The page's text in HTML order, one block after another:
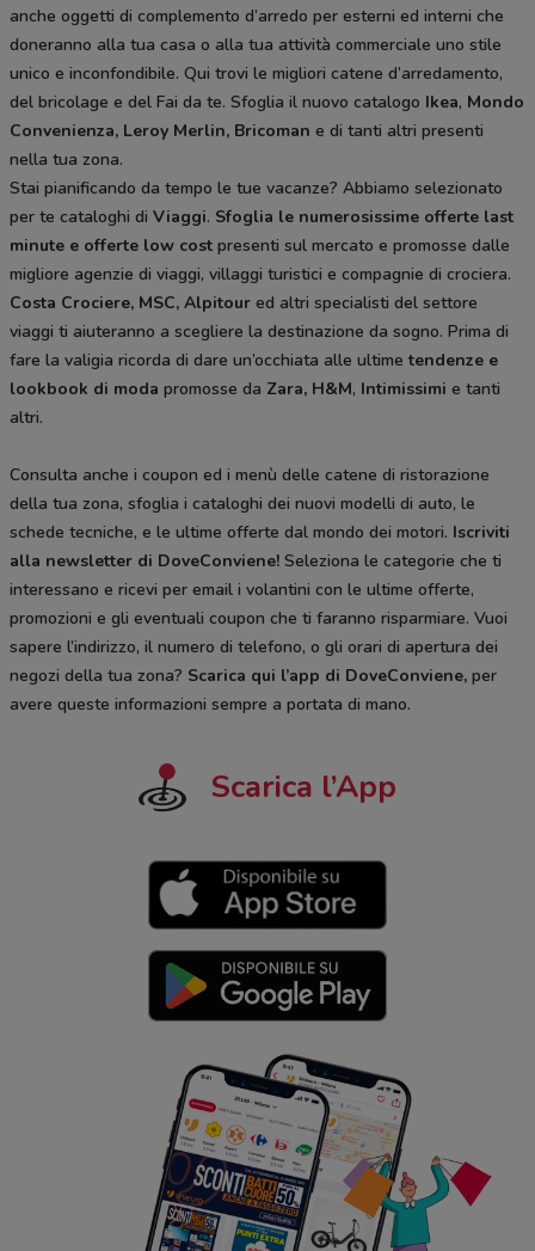
anche oggetti di complemento d’arredo per esterni ed interni che
doneranno alla tua casa o alla tua attività commerciale uno stile
unico e inconfondibile. Qui trovi le migliori catene d’arredamento,
del bricolage e del Fai da te. Sfoglia il nuovo catalogo Ikea, Mondo
Convenienza, Leroy Merlin, Bricoman e di tanti altri presenti
nella tua zona.
Stai pianificando da tempo le tue vacanze? Abbiamo selezionato
per te cataloghi di Viaggi. Sfoglia le numerosissime offerte last
minute e offerte low cost presenti sul mercato e promosse dalle
migliore agenzie di viaggi, villaggi turistici e compagnie di crociera.
Costa Crociere, MSC, Alpitour ed altri specialisti del settore
viaggi ti aiuteranno a scegliere la destinazione da sogno. Prima di
fare la valigia ricorda di dare un’occhiata alle ultimetendenze e
lookbook di moda promosse da Zara, H&M, Intimissimi e tanti
altri.
Consulta anche i coupon ed i menù delle catene di ristorazione
della tua zona, sfoglia i cataloghi dei nuovi modelli di auto, le
schede tecniche, e le ultime offerte dal mondo dei motori. Iscriviti
alla newsletter di DoveConviene! Seleziona le categorie che ti
interessano e ricevi per email i volantini con le ultime offerte,
promozioni e gli eventuali coupon che ti faranno risparmiare. Vuoi
sapere l’indirizzo, il numero di telefono, o gli orari di apertura dei
negozi della tua zona? Scarica qui l’app di DoveConviene, per
avere queste informazioni sempre a portata di mano.
Scarica l’App